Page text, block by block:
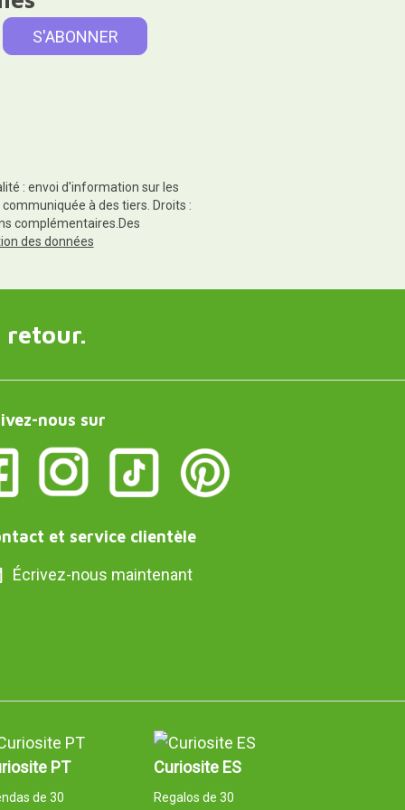
: envoi d'information sur les
à des tiers. Droits :
complémentaires.Des
des données
retour.
nous sur
et service clientèle
Écrivez-nous maintenant
PT
de 30
Curiosite ES
Regalos de 30